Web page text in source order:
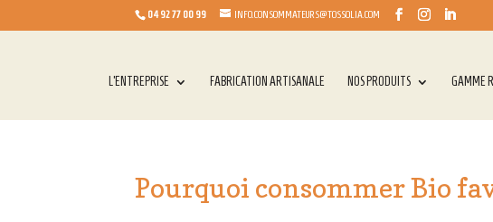
04 92 77 00 99 INFO.CONSOMMATEURS@TOSSOLIA.COM
L’ENTREPRISE FABRICATION ARTISANALE NOS PRODUITS GAMME
Pourquoi consommer Bio